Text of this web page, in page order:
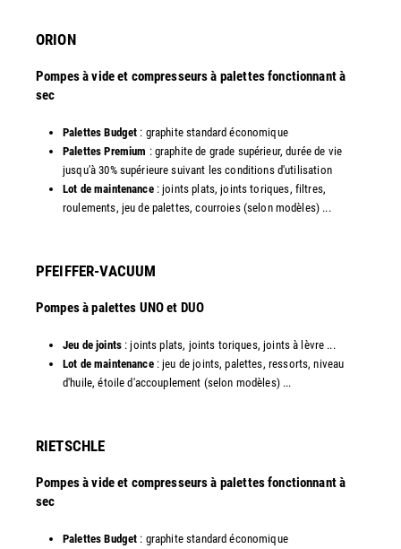
ORION
Pompes à vide et compresseurs à palettes fonctionnant à
sec
Palettes Budget : graphite standard économique
Palettes Premium : graphite de grade supérieur, durée de vie
jusqu'à 30% supérieure suivant les conditions d'utilisation
Lot de maintenance: joints plats, joints toriques, filtres,
roulements, jeu de palettes, courroies (selon modèles) ...​
PFEIFFER-VACUUM
Pompes à palettes UNO et DUO
Jeu de joints: joints plats, joints toriques, joints à lèvre ...
Lot de maintenance: jeu de joints, palettes, ressorts, niveau
d'huile, étoile d'accouplement (selon modèles) ...​​
RIETSCHLE
Pompes à vide et compresseurs à palettes fonctionnant à
sec
Palettes Budget : graphite standard économique